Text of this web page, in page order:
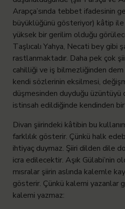
Arapça’sında tebbet ifadesinin
büyüklüğünü gösteriyor) kâtip ile
yüksek bir gerilim olduğu
Taşlıcalı Yahya, Necati bey gibi
rastlanmaktadır. Daha pek çok
cahilliği ve iş bilmezliğinden dem
kendi sözlerinin eksilmesi,
düşmesinden duyduğu üzüntüyü
istinsah edildiğinde kendinden
Divan şiirindeki kâtibin bu
farklılık gösterir. Çünkü halk
ihtiyaç duymaz. Şiiri dilden dile
icra edilecektir. Aşık Gülabi’nin
mısralar şiirin aslında kalemle
gösterir. Çünkü kalemi yazanlar
kalemi yazmaz: